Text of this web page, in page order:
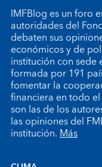
IMFBlog es un foro
autoridades del
debaten sus
económicos y de
institución con sede
formada por 191
fomentar la
financiera en todo
son las de los
las opiniones del
institución.Más